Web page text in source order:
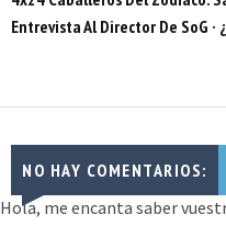
Entrevista Al Director De SoG ·
NO HAY COMENTARIOS:
Hola, me encanta saber